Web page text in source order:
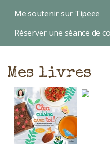
Me soutenir sur Tipeee
Réserver une séance de
Mes livres